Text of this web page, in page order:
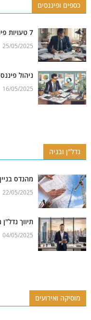
כספים ופיננסים
7 טעויות פיננסיות – ואיך להימנע מהן
25/05/2025
ניהול
16/05/2025
נדל"ן ובניה
מהנדס
22/05/2025
תיווך
04/05/2025
מוסיקה ואירועים